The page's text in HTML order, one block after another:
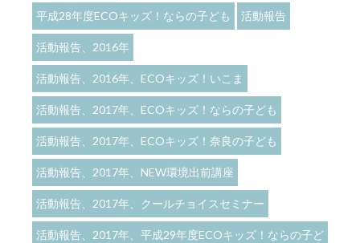
平成28年度ECOキッズ！ならの子ども 活動報告
活動報告、2016年
活動報告、2016年、ECOキッズ！いこま
活動報告、2017年、ECOキッズ！ならの子ども
活動報告、2017年、ECOキッズ！奈良の子ども
活動報告、2017年、NEW環境出前講座
活動報告、2017年、クールチョイスセミナー
活動報告、2017年、平成29年度ECOキッズ！ならの子ど